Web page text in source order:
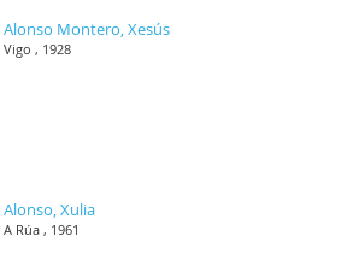
Alonso Montero, Xesús
Vigo , 1928
Alonso, Xulia
A Rúa , 1961